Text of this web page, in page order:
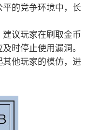
的竞争环境中，长
议玩家在刷取金币
时停止使用漏洞。
他玩家的模仿，进